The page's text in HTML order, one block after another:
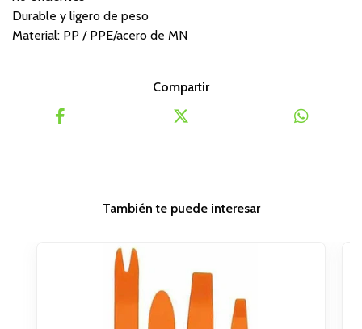
Durable y ligero de peso
Material: PP / PPE/acero de MN
Compartir
También te puede interesar